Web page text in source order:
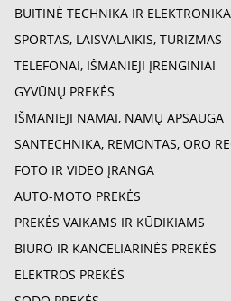
BUITINĖ TECHNIKA IR ELEKTRONIKA
SPORTAS, LAISVALAIKIS, TURIZMAS
TELEFONAI, IŠMANIEJI ĮRENGINIAI
GYVŪNŲ PREKĖS
IŠMANIEJI NAMAI, NAMŲ APSAUGA
SANTECHNIKA, REMONTAS, ORO
FOTO IR VIDEO ĮRANGA
AUTO-MOTO PREKĖS
PREKĖS VAIKAMS IR KŪDIKIAMS
BIURO IR KANCELIARINĖS PREKĖS
ELEKTROS PREKĖS